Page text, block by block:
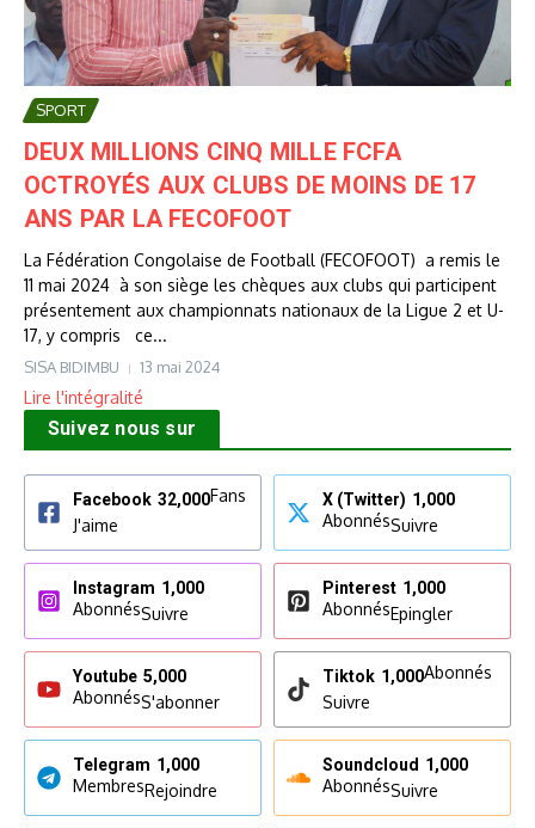
SPORT
DEUX MILLIONS CINQ MILLE FCFA
OCTROYÉS AUX CLUBS DE MOINS DE 17
ANS PAR LA FECOFOOT
La Fédération Congolaise de Football (FECOFOOT) a remis le
11 mai 2024 à son siège les chèques aux clubs qui participent
présentement aux championnats nationaux de la Ligue 2 et U-
17, y compris ce...
SISA BIDIMBU 13 mai 2024
Lire l'intégralité
Suivez nous sur
Facebook 32,000Fans
J'aime
X (Twitter) 1,000
AbonnésSuivre
Instagram 1,000
AbonnésSuivre
Pinterest 1,000
AbonnésEpingler
Youtube 5,000
AbonnésS'abonner
Tiktok 1,000Abonnés
Suivre
Telegram 1,000
MembresRejoindre
Soundcloud 1,000
AbonnésSuivre